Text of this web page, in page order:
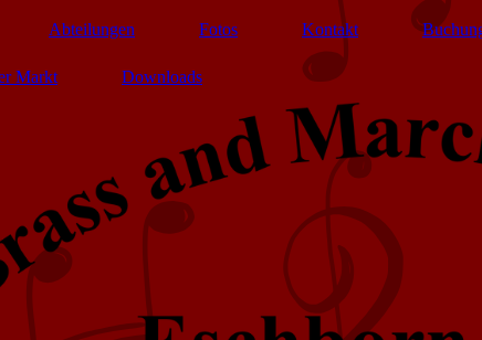
Abteilungen Fotos Kontakt
Markt Downloads